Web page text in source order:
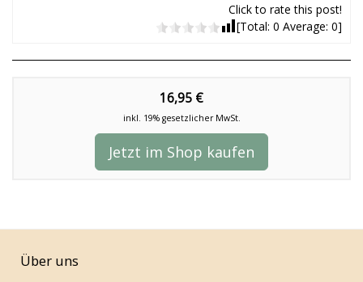
Click to rate this post!
[Total: 0 Average: 0]
16,95 €
inkl. 19% gesetzlicher MwSt.
Jetzt im Shop kaufen
Über uns